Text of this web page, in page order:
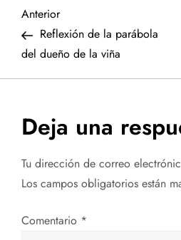
N
a
v
e
g
a
c
Entrada
anterior
Anterior
Reflexión de la parábola
del dueño de la viña
Deja una
Tu dirección de correo
Los campos obligatorios están
Comentario *